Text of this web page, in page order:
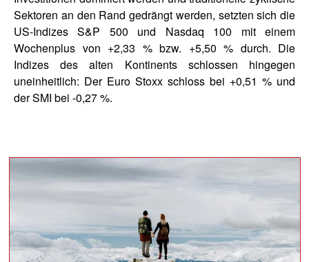
Sektoren an den Rand gedrängt werden, setzten sich die
US-Indizes S&P 500 und Nasdaq 100 mit einem
Wochenplus von +2,33 % bzw. +5,50 % durch. Die
Indizes des alten Kontinents schlossen hingegen
uneinheitlich: Der Euro Stoxx schloss bei +0,51 % und
der SMI bei -0,27 %.